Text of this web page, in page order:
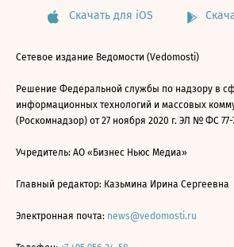
Скачать для iOS
Сетевое издание Ведомости (Vedomosti)
Решение Федеральной службы по надзору в
информационных технологий и массовых
(Роскомнадзор) от 27 ноября 2020 г. ЭЛ № ФС 77-
Учредитель: АО «Бизнес Ньюс Медиа»
Главный редактор: Казьмина Ирина Сергеевна
Электронная почта: news@vedomosti.ru